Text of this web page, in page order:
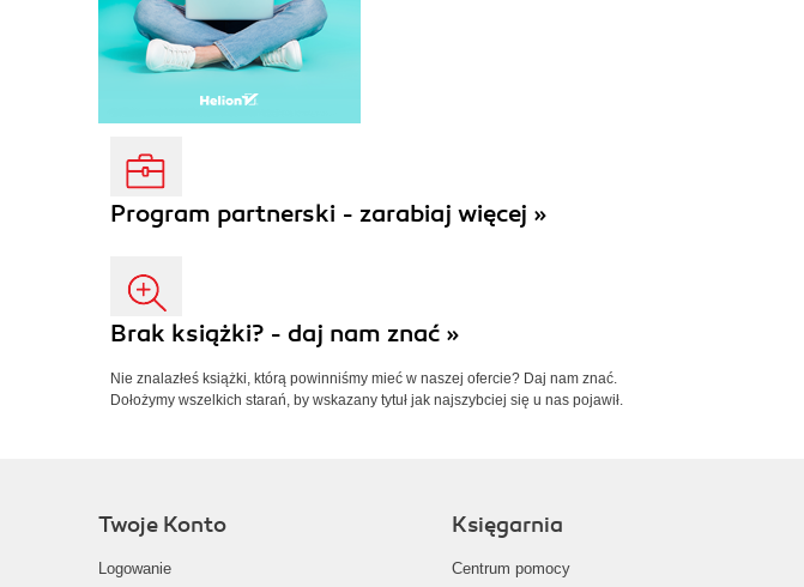
Program partnerski - zarabiaj więcej »
Brak książki? - daj nam znać »
Nie znalazłeś książki, którą powinniśmy mieć w naszej ofercie? Daj nam znać.
Dołożymy wszelkich starań, by wskazany tytuł jak najszybciej się u nas pojawił.
Twoje Konto
Logowanie
Księgarnia
Centrum pomocy